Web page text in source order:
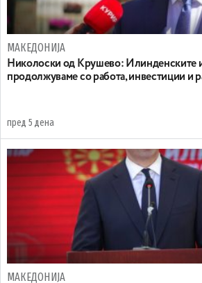
МАКЕДОНИЈА
Николоски од Крушево: Илинденските
продолжуваме со работа, инвестиции и
пред 5 дена
МАКЕДОНИЈА